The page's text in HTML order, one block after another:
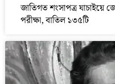
জাতিগত শংসাপত্র যাচাইয়ে
পরীক্ষা, বাতিল ১৩৫টি